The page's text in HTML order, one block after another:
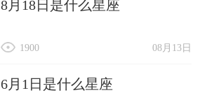
8月18日是什么星座
08月13日
1900
6月1日是什么星座